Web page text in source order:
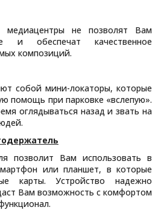
медиацентры не позволят Вам
и обеспечат качественное
композиций.
собой мини-локаторы, которые
помощь при парковке «вслепую».
оглядываться назад и звать на
позволит Вам использовать в
или планшет, в которые
карты. Устройство надежно
Вам возможность с комфортом